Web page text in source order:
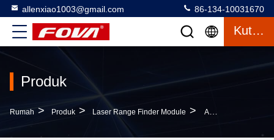
allenxiao1003@gmail.com 86-134-10031670
Kutipan
Produk
Rumah > Produk > Laser Range Finder Module > Advanced Laser Rangefinder Module With Good Price,Module Laser Ranging Berkinerja Tinggi Untuk Aplikasi Industri,Pengukuran Jarak Laser,Investigasi Elektronik